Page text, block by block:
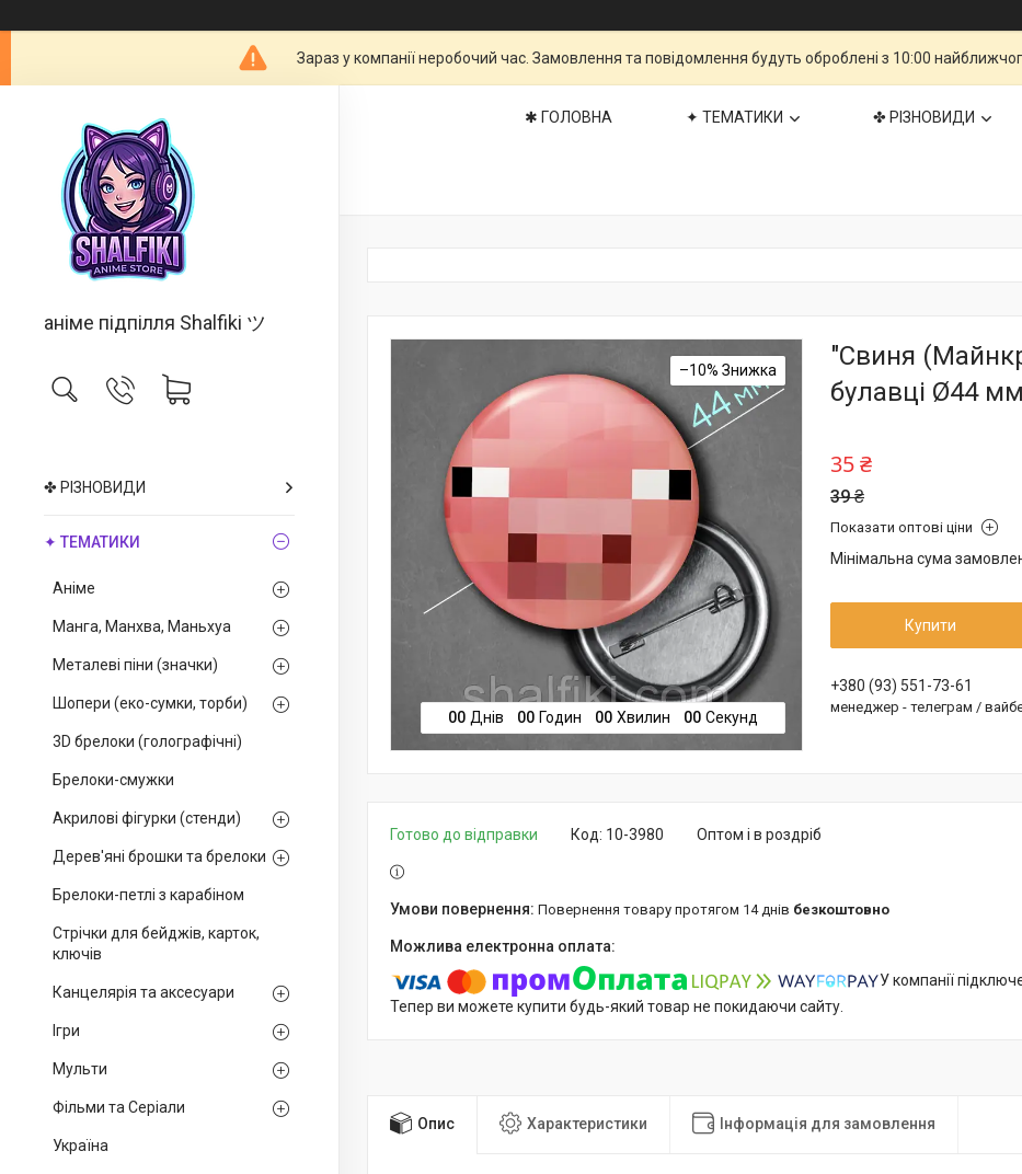
Зараз у компанії неробочий час. Замовлення та повідомлення будуть оброблені з 10:00
аніме підпілля Shalfiki ツ
✤ РІЗНОВИДИ
✦ ТЕМАТИКИ
Аніме
Манга, Манхва, Маньхуа
Металеві піни (значки)
Шопери (еко-сумки, торби)
3D брелоки (голографічні)
Брелоки-смужки
Акрилові фігурки (стенди)
Дерев'яні брошки та брелоки
Брелоки-петлі з карабіном
Стрічки для бейджів, карток,
ключів
Канцелярія та аксесуари
Ігри
Мульти
Фільми та Серіали
Україна
✱ ГОЛОВНА ✦ ТЕМАТИКИ ✤ РІЗНОВИДИ
–10%
00 Днів 00 Годин 00 Хвилин 00 Секунд
"Свиня
булавці Ø44 мм
39 ₴
35 ₴
Показати оптові ціни
Мінімальна сума
Купити
+380 (93) 551-73-61
менеджер - телеграм /
Готово до відправки Оптом і в роздріб
Код: 10-3980
повернення товару протягом 14 днів безкоштовно
У компанії
Тепер ви можете купити будь-який товар не покидаючи сайту.
Опис Характеристики Інформація для замовлення